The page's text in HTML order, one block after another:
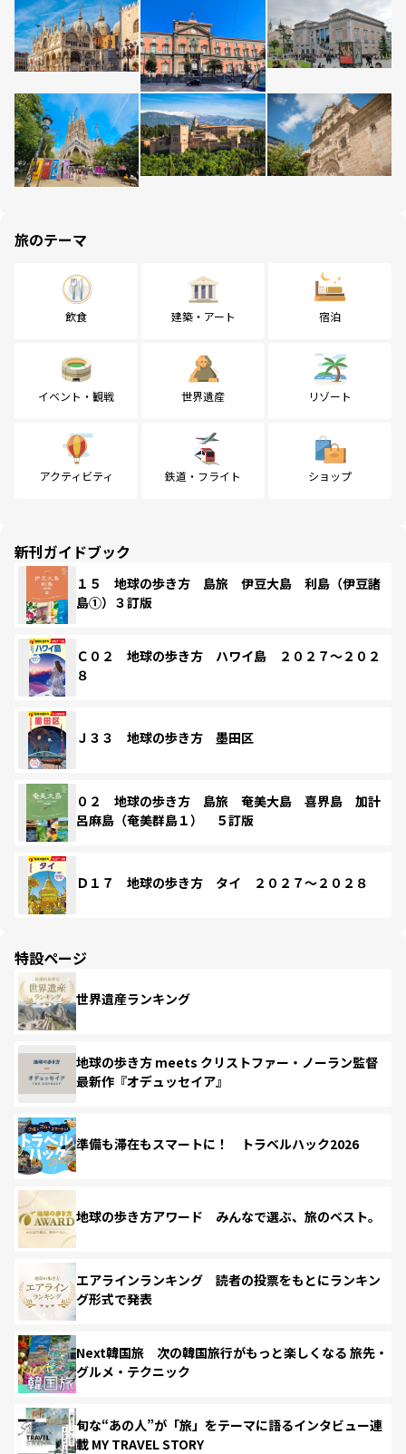
旅のテーマ
飲食 建築・アート 宿泊
イベント・観戦 世界遺産 リゾート
アクティビティ 鉄道・フライト ショップ
新刊ガイドブック
１５ 地球の歩き方 島旅 伊豆大島 利島（伊豆諸
島①）３訂版
Ｃ０２ 地球の歩き方 ハワイ島 ２０２７～２０２
８
Ｊ３３ 地球の歩き方 墨田区
０２ 地球の歩き方 島旅 奄美大島 喜界島 加計
呂麻島（奄美群島１） ５訂版
Ｄ１７ 地球の歩き方 タイ ２０２７～２０２８
特設ページ
世界遺産ランキング
地球の歩き方 meets クリストファー・ノーラン監督
最新作『オデュッセイア』
準備も滞在もスマートに！ トラベルハック2026
地球の歩き方アワード みんなで選ぶ、旅のベスト。
エアラインランキング 読者の投票をもとにランキン
グ形式で発表
Next韓国旅 次の韓国旅行がもっと楽しくなる 旅先・
グルメ・テクニック
旬な“あの人”が「旅」をテーマに語るインタビュー連
載 MY TRAVEL STORY